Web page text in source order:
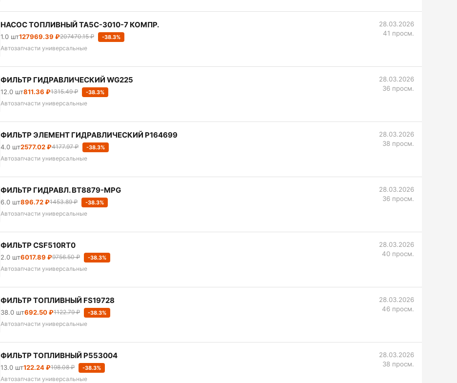
НАСОС ТОПЛИВНЫЙ TA5C-3010-7 КОМПР.
1.0 шт127969.39 ₽207470.15 ₽ -38.3%
Автозапчасти универсальные
28.03.2026
41 просм.
ФИЛЬТР ГИДРАВЛИЧЕСКИЙ WG225
12.0 шт811.36 ₽1315.49 ₽ -38.3%
Автозапчасти универсальные
28.03.2026
36 просм.
ФИЛЬТР ЭЛЕМЕНТ ГИДРАВЛИЧЕСКИЙ P164699
4.0 шт2577.02 ₽4177.97 ₽ -38.3%
Автозапчасти универсальные
28.03.2026
38 просм.
ФИЛЬТР ГИДРАВЛ. BT8879-MPG
6.0 шт896.72 ₽1453.89 ₽ -38.3%
Автозапчасти универсальные
28.03.2026
36 просм.
ФИЛЬТР CSF510RT0
2.0 шт6017.89 ₽9756.50 ₽ -38.3%
Автозапчасти универсальные
28.03.2026
40 просм.
ФИЛЬТР ТОПЛИВНЫЙ FS19728
38.0 шт692.50 ₽1122.79 ₽ -38.3%
Автозапчасти универсальные
28.03.2026
46 просм.
ФИЛЬТР ТОПЛИВНЫЙ P553004
13.0 шт122.24 ₽198.08 ₽ -38.3%
Автозапчасти универсальные
28.03.2026
38 просм.